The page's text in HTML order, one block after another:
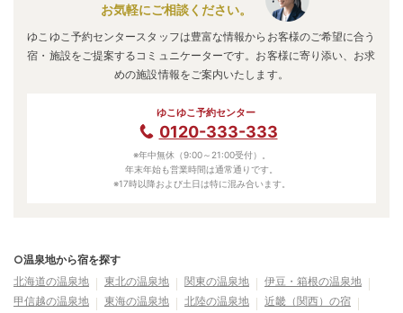
お気軽にご相談ください。
ゆこゆこ予約センタースタッフは豊富な情報からお客様のご希望に合う
宿・施設をご提案するコミュニケーターです。お客様に寄り添い、お求
めの施設情報をご案内いたします。
ゆこゆこ予約センター
0120-333-333
※年中無休（9:00～21:00受付）。
年末年始も営業時間は通常通りです。
※17時以降および土日は特に混み合います。
○温泉地から宿を探す
北海道の温泉地
東北の温泉地 関東の温泉地
伊豆・箱根の温泉地
甲信越の温泉地
東海の温泉地 北陸の温泉地
近畿（関西）の宿